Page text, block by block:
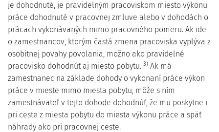
je dohodnuté, je pravidelným pracoviskom miesto výkonu
práce dohodnuté v pracovnej zmluve alebo v dohodách o
prácach vykonávaných mimo pracovného pomeru. Ak ide
o zamestnancov, ktorým častá zmena pracoviska vyplýva z
osobitnej povahy povolania, možno ako pravidelné
pracovisko dohodnúť aj miesto pobytu. 3) Ak má
zamestnanec na základe dohody o vykonaní práce výkon
práce v mieste mimo miesta pobytu, môže s ním
zamestnávateľ v tejto dohode dohodnúť, že mu poskytne i
pri ceste z miesta pobytu do miesta výkonu práce a späť
náhrady ako pri pracovnej ceste.